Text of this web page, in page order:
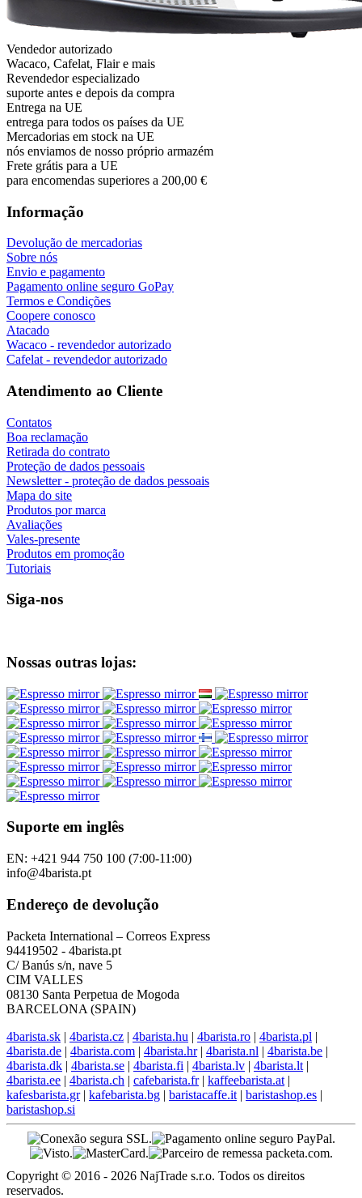
Vendedor autorizado
Wacaco, Cafelat, Flair e mais
Revendedor especializado
suporte antes e depois da compra
Entrega na UE
entrega para todos os países da UE
Mercadorias em stock na UE
nós enviamos de nosso próprio armazém
Frete grátis para a UE
para encomendas superiores a 200,00 €
Informação
Devolução de mercadorias
Sobre nós
Envio e pagamento
Pagamento online seguro GoPay
Termos e Condições
Coopere conosco
Atacado
Wacaco - revendedor autorizado
Cafelat - revendedor autorizado
Atendimento ao Cliente
Contatos
Boa reclamação
Retirada do contrato
Proteção de dados pessoais
Newsletter - proteção de dados pessoais
Mapa do site
Produtos por marca
Avaliações
Vales-presente
Produtos em promoção
Tutoriais
Siga-nos
Nossas outras lojas:
Suporte em inglês
EN: +421 944 750 100 (7:00-11:00)
info@4barista.pt
Endereço de devolução
Packeta International – Correos Express
94419502 - 4barista.pt
C/ Banús s/n, nave 5
CIM VALLES
08130 Santa Perpetua de Mogoda
BARCELONA (SPAIN)
4barista.sk | 4barista.cz | 4barista.hu | 4barista.ro | 4barista.pl |
4barista.de | 4barista.com | 4barista.hr| 4barista.nl | 4barista.be |
4barista.dk | 4barista.se | 4barista.fi | 4barista.lv | 4barista.lt |
4barista.ee | 4barista.ch | cafebarista.fr| kaffeebarista.at |
kafesbarista.gr| kafebarista.bg | baristacaffe.it | baristashop.es |
baristashop.si
Copyright © 2016 - 2026 NajTrade s.r.o. Todos os direitos
reservados.